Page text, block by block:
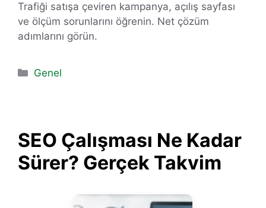
Trafiği satışa çeviren kampanya, açılış sayfası
ve ölçüm sorunlarını öğrenin. Net çözüm
adımlarını görün.
Kategoriler
Genel
SEO Çalışması Ne Kadar
Sürer? Gerçek Takvim